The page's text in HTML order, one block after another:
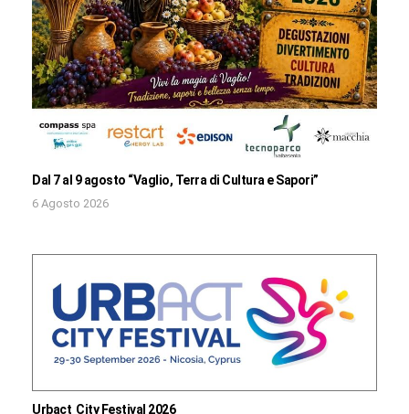
Dal 7 al 9 agosto “Vaglio, Terra di Cultura e Sapori”
6 Agosto 2026
Urbact City Festival 2026